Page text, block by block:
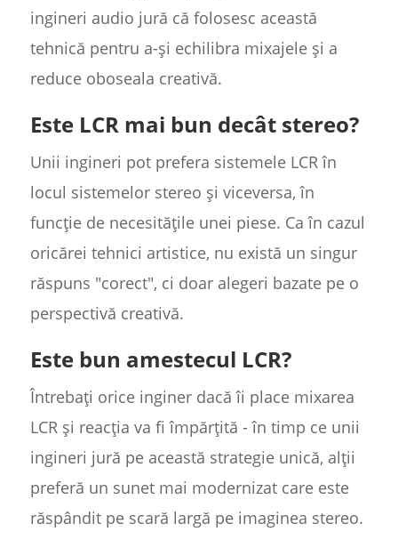
ingineri audio jură că folosesc această
tehnică pentru a-și echilibra mixajele și a
reduce oboseala creativă.
Este LCR mai bun decât stereo?
Unii ingineri pot prefera sistemele LCR în
locul sistemelor stereo și viceversa, în
funcție de necesitățile unei piese. Ca în cazul
oricărei tehnici artistice, nu există un singur
răspuns "corect", ci doar alegeri bazate pe o
perspectivă creativă.
Este bun amestecul LCR?
Întrebați orice inginer dacă îi place mixarea
LCR și reacția va fi împărțită - în timp ce unii
ingineri jură pe această strategie unică, alții
preferă un sunet mai modernizat care este
răspândit pe scară largă pe imaginea stereo.